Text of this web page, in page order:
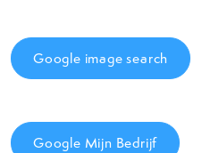
Google image search
Google Mijn Bedrijf